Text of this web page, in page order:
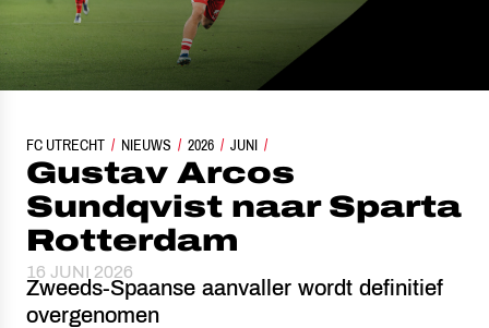
FC UTRECHT NIEUWS 2026 JUNI
GUSTAV ARCOS SUNDQVIST NAAR SPARTA ROTTERDAM
Gustav Arcos
Sundqvist naar Sparta
Rotterdam
16 JUNI 2026
Zweeds-Spaanse aanvaller wordt definitief
overgenomen